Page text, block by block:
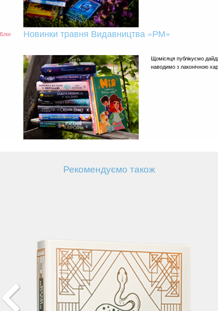
Блог Новинки травня Видавництва «РМ»
Щомісяця публікуємо
наводимо з лаконічною
Рекомендуємо також